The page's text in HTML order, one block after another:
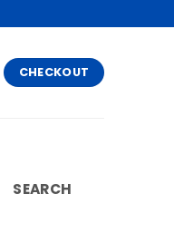
CHECKOUT
SEARCH